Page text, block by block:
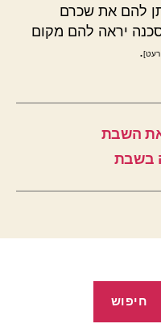
להם את שכרם
יראה להם מקום
.
את השבת
בשבת
חיפוש